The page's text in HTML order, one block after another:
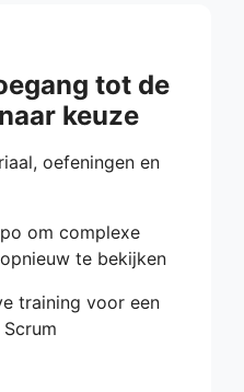
tot de
keuze
oefeningen en
om complexe
te bekijken
training voor een